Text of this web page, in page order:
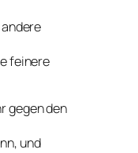
feinere
gegen den
und